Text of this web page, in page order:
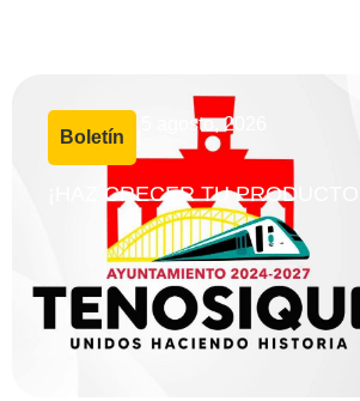
Boletín
5 agosto, 2026
¡HAZ CRECER TU PRODUCTO!